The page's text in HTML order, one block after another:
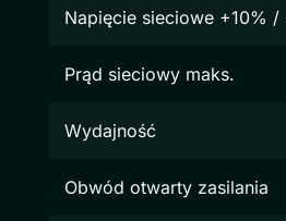
Napięcie sieciowe +10% /
Prąd sieciowy maks.
Wydajność
Obwód otwarty zasilania